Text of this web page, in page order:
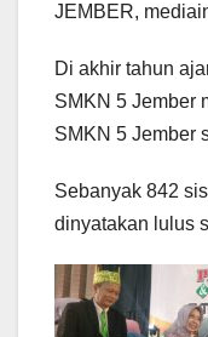
JEMBER,
Di akhir tahun
SMKN 5 Jember
SMKN 5 Jember
Sebanyak 842
dinyatakan lulus